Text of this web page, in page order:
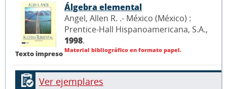
Texto impreso
Álgebra elemental
Angel, Allen R. .- México (México) :
Prentice-Hall Hispanoamericana, S.A.,
1998.
Material bibliográfico en formato papel.
Ver ejemplares